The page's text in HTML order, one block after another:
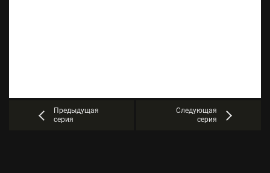
Предыдущая
серия
Следующая
серия